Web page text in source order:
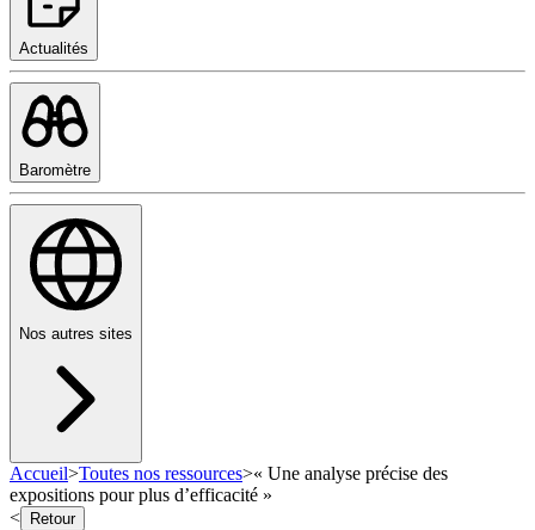
Actualités
Baromètre
Nos autres sites
Accueil>Toutes nos ressources>« Une analyse précise des
expositions pour plus d’efficacité »
<
Retour